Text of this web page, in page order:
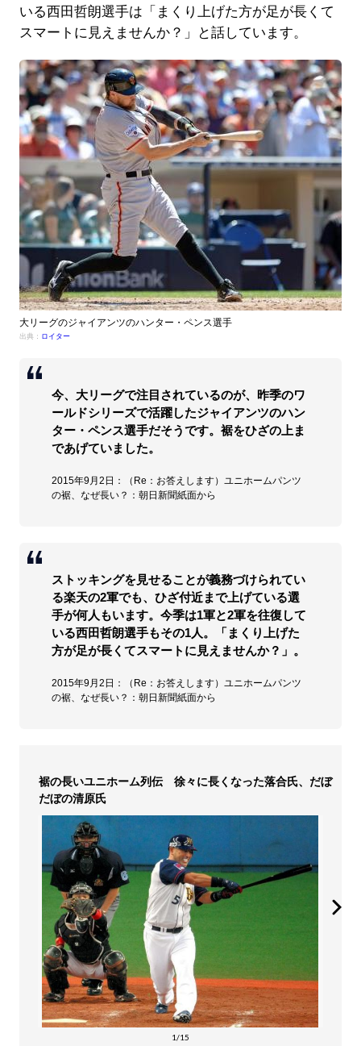
いる西田哲朗選手は「まくり上げた方が足が長くて
スマートに見えませんか？」と話しています。
大リーグのジャイアンツのハンター・ペンス選手
出典： ロイター
今、大リーグで注目されているのが、昨季のワ
ールドシリーズで活躍したジャイアンツのハン
ター・ペンス選手だそうです。裾をひざの上ま
であげていました。
2015年9月2日：（Re：お答えします）ユニホームパンツ
の裾、なぜ長い？：朝日新聞紙面から
ストッキングを見せることが義務づけられてい
る楽天の2軍でも、ひざ付近まで上げている選
手が何人もいます。今季は1軍と2軍を往復して
いる西田哲朗選手もその1人。「まくり上げた
方が足が長くてスマートに見えませんか？」。
2015年9月2日：（Re：お答えします）ユニホームパンツ
の裾、なぜ長い？：朝日新聞紙面から
裾の長いユニホーム列伝 徐々に長くなった落合氏、だぼ
だぼの清原氏
1/15